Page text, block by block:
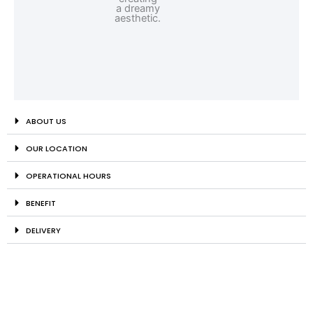
ABOUT US
OUR LOCATION
OPERATIONAL HOURS
BENEFIT
DELIVERY